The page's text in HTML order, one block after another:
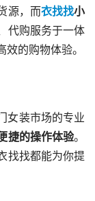
源，而衣找找小
代购服务于一体
的购物体验。
女装市场的专业
捷的操作体验。
找找都能为你提